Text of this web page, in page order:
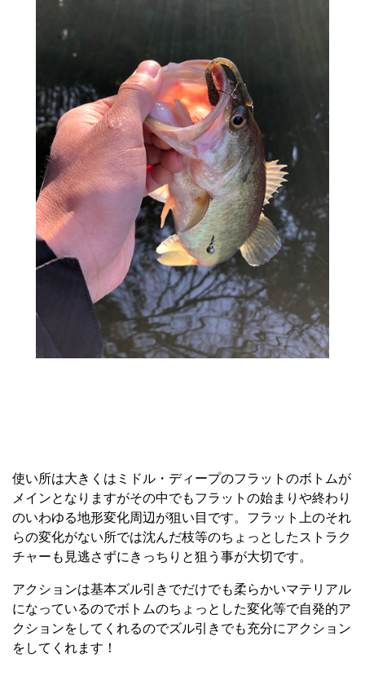
使い所は大きくはミドル・ディープのフラットのボトムが
メインとなりますがその中でもフラットの始まりや終わり
のいわゆる地形変化周辺が狙い目です。フラット上のそれ
らの変化がない所では沈んだ枝等のちょっとしたストラク
チャーも見逃さずにきっちりと狙う事が大切です。
アクションは基本ズル引きでだけでも柔らかいマテリアル
になっているのでボトムのちょっとした変化等で自発的ア
クションをしてくれるのでズル引きでも充分にアクション
をしてくれます！